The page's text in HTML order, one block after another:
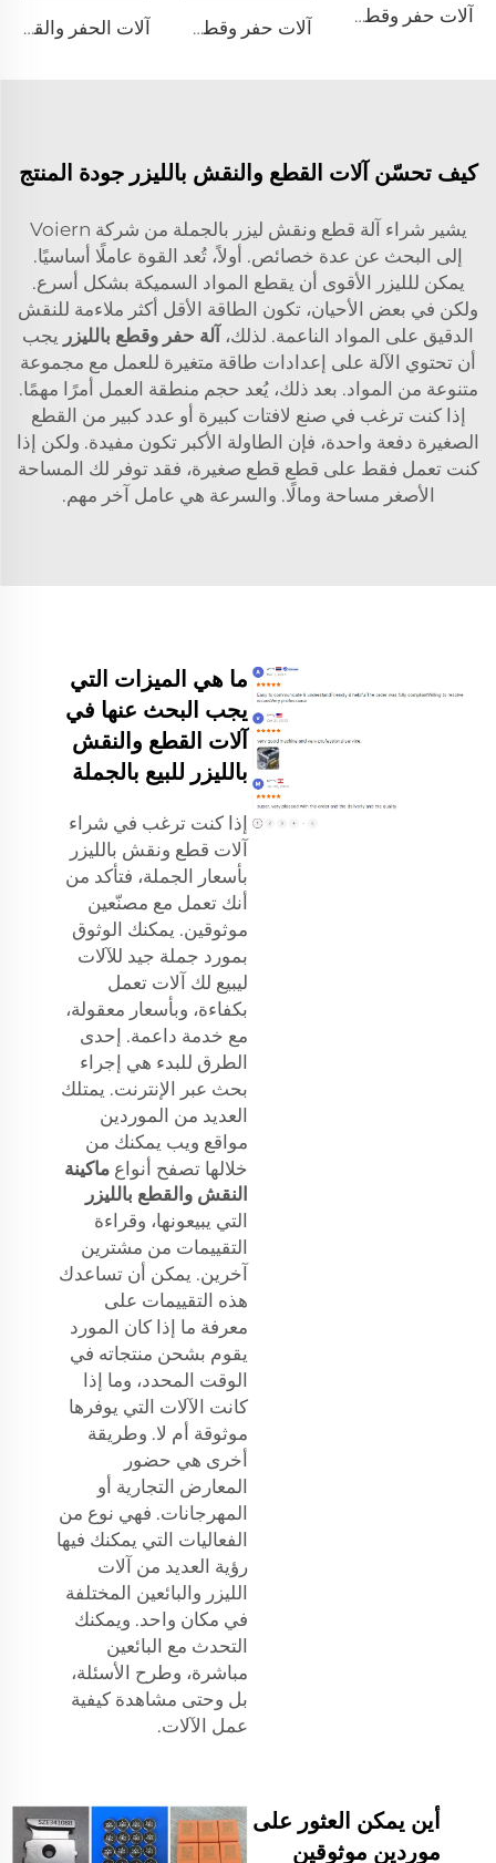
آلات حفر وقطع بالليزر 4060
آلات حفر وقطع بالليزر 4040 آلات الحفر والقطع بالليزر 1310
كيف تحسّن آلات القطع والنقش بالليزر جودة المنتج
يشير شراء آلة قطع ونقش ليزر بالجملة من شركة Voiern
إلى البحث عن عدة خصائص. أولاً، تُعد القوة عاملًا أساسيًا.
يمكن للليزر الأقوى أن يقطع المواد السميكة بشكل أسرع.
ولكن في بعض الأحيان، تكون الطاقة الأقل أكثر ملاءمة للنقش
الدقيق على المواد الناعمة. لذلك، آلة حفر وقطع بالليزر يجب
أن تحتوي الآلة على إعدادات طاقة متغيرة للعمل مع مجموعة
متنوعة من المواد. بعد ذلك، يُعد حجم منطقة العمل أمرًا مهمًا.
إذا كنت ترغب في صنع لافتات كبيرة أو عدد كبير من القطع
الصغيرة دفعة واحدة، فإن الطاولة الأكبر تكون مفيدة. ولكن إذا
كنت تعمل فقط على قطع قطع صغيرة، فقد توفر لك المساحة
الأصغر مساحة ومالًا. والسرعة هي عامل آخر مهم.
ما هي الميزات التي
يجب البحث عنها في
آلات القطع والنقش
بالليزر للبيع بالجملة
إذا كنت ترغب في شراء
آلات قطع ونقش بالليزر
بأسعار الجملة، فتأكد من
أنك تعمل مع مصنّعين
موثوقين. يمكنك الوثوق
بمورد جملة جيد للآلات
ليبيع لك آلات تعمل
بكفاءة، وبأسعار معقولة،
مع خدمة داعمة. إحدى
الطرق للبدء هي إجراء
بحث عبر الإنترنت. يمتلك
العديد من الموردين
مواقع ويب يمكنك من
خلالها تصفح أنواع ماكينة
النقش والقطع بالليزر
التي يبيعونها، وقراءة
التقييمات من مشترين
آخرين. يمكن أن تساعدك
هذه التقييمات على
معرفة ما إذا كان المورد
يقوم بشحن منتجاته في
الوقت المحدد، وما إذا
كانت الآلات التي يوفرها
موثوقة أم لا. وطريقة
أخرى هي حضور
المعارض التجارية أو
المهرجانات. فهي نوع من
الفعاليات التي يمكنك فيها
رؤية العديد من آلات
الليزر والبائعين المختلفة
في مكان واحد. ويمكنك
التحدث مع البائعين
مباشرة، وطرح الأسئلة،
بل وحتى مشاهدة كيفية
عمل الآلات.
أين يمكن العثور على
موردين موثوقين